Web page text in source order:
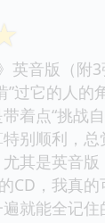
英音版（附3
”过它的人的
着点“挑战
别顺利，
其是英音
CD，我真的
就能全记住